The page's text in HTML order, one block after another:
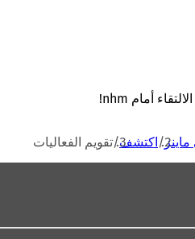
اكتشف تقويم الفعاليات